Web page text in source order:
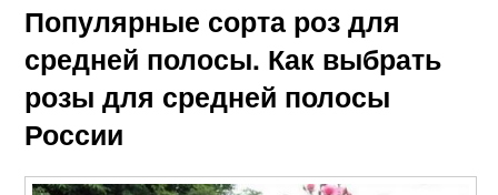
Популярные сорта роз для
средней полосы. Как выбрать
розы для средней полосы
России